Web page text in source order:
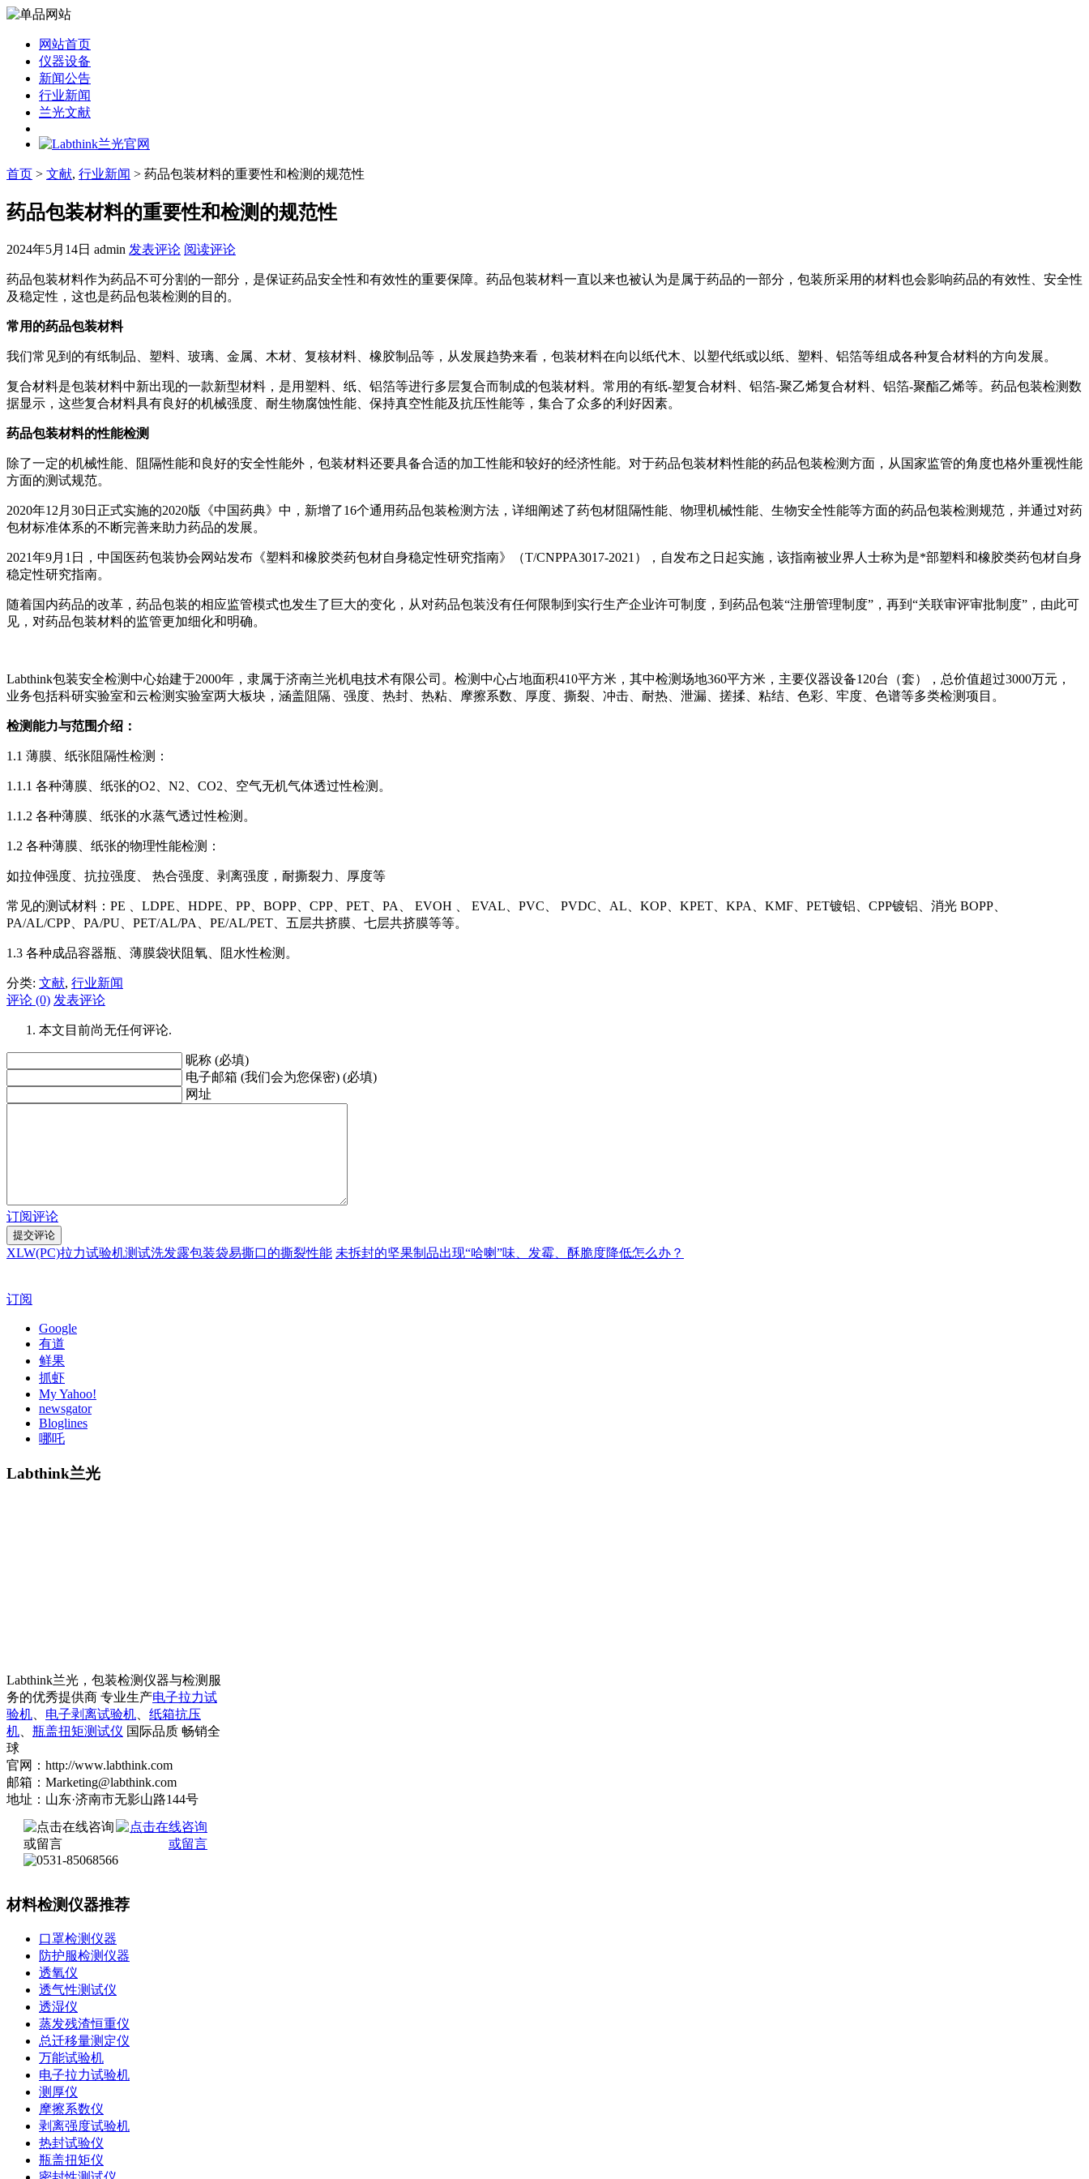
网站首页
仪器设备
新闻公告
行业新闻
兰光文献
首页 > 文献, 行业新闻 > 药品包装材料的重要性和检测的规范性
药品包装材料的重要性和检测的规范性
2024年5月14日 admin 发表评论 阅读评论
药品包装材料作为药品不可分割的一部分，是保证药品安全性和有效性的重要保障。药品包装材料一直以来也被认为是属于药品的一部分，包装所采用的材料也会影响药品的有效性、安全性
及稳定性，这也是药品包装检测的目的。
常用的药品包装材料
我们常见到的有纸制品、塑料、玻璃、金属、木材、复核材料、橡胶制品等，从发展趋势来看，包装材料在向以纸代木、以塑代纸或以纸、塑料、铝箔等组成各种复合材料的方向发展。
复合材料是包装材料中新出现的一款新型材料，是用塑料、纸、铝箔等进行多层复合而制成的包装材料。常用的有纸-塑复合材料、铝箔-聚乙烯复合材料、铝箔-聚酯乙烯等。药品包装检测数
据显示，这些复合材料具有良好的机械强度、耐生物腐蚀性能、保持真空性能及抗压性能等，集合了众多的利好因素。
药品包装材料的性能检测
除了一定的机械性能、阻隔性能和良好的安全性能外，包装材料还要具备合适的加工性能和较好的经济性能。对于药品包装材料性能的药品包装检测方面，从国家监管的角度也格外重视性能
方面的测试规范。
2020年12月30日正式实施的2020版《中国药典》中，新增了16个通用药品包装检测方法，详细阐述了药包材阻隔性能、物理机械性能、生物安全性能等方面的药品包装检测规范，并通过对药
包材标准体系的不断完善来助力药品的发展。
2021年9月1日，中国医药包装协会网站发布《塑料和橡胶类药包材自身稳定性研究指南》（T/CNPPA3017-2021），自发布之日起实施，该指南被业界人士称为是*部塑料和橡胶类药包材自身
稳定性研究指南。
随着国内药品的改革，药品包装的相应监管模式也发生了巨大的变化，从对药品包装没有任何限制到实行生产企业许可制度，到药品包装“注册管理制度”，再到“关联审评审批制度”，由此可
见，对药品包装材料的监管更加细化和明确。
Labthink包装安全检测中心始建于2000年，隶属于济南兰光机电技术有限公司。检测中心占地面积410平方米，其中检测场地360平方米，主要仪器设备120台（套），总价值超过3000万元，
业务包括科研实验室和云检测实验室两大板块，涵盖阻隔、强度、热封、热粘、摩擦系数、厚度、撕裂、冲击、耐热、泄漏、搓揉、粘结、色彩、牢度、色谱等多类检测项目。
检测能力与范围介绍：
1.1 薄膜、纸张阻隔性检测：
1.1.1 各种薄膜、纸张的O2、N2、CO2、空气无机气体透过性检测。
1.1.2 各种薄膜、纸张的水蒸气透过性检测。
1.2 各种薄膜、纸张的物理性能检测：
如拉伸强度、抗拉强度、 热合强度、剥离强度，耐撕裂力、厚度等
常见的测试材料：PE 、LDPE、HDPE、PP、BOPP、CPP、PET、PA、 EVOH 、 EVAL、PVC、 PVDC、AL、KOP、KPET、KPA、KMF、PET镀铝、CPP镀铝、消光 BOPP、
PA/AL/CPP、PA/PU、PET/AL/PA、PE/AL/PET、五层共挤膜、七层共挤膜等等。
1.3 各种成品容器瓶、薄膜袋状阻氧、阻水性检测。
分类: 文献, 行业新闻
评论 (0) 发表评论
本文目前尚无任何评论.
昵称 (必填)
电子邮箱 (我们会为您保密) (必填)
网址
订阅评论
XLW(PC)拉力试验机测试洗发露包装袋易撕口的撕裂性能 未拆封的坚果制品出现“哈喇”味、发霉、酥脆度降低怎么办？
订阅
Google
有道
鲜果
抓虾
My Yahoo!
newsgator
Bloglines
哪吒
Labthink兰光
Labthink兰光，包装检测仪器与检测服
务的优秀提供商 专业生产电子拉力试
验机
电子剥离试验机
纸箱抗压
机
瓶盖扭矩测试仪 国际品质 畅销全
球
官网：http://www.labthink.com
邮箱：Marketing@labthink.com
地址：山东·济南市无影山路144号
材料检测仪器推荐
口罩检测仪器
防护服检测仪器
透氧仪
透气性测试仪
透湿仪
蒸发残渣恒重仪
总迁移量测定仪
万能试验机
电子拉力试验机
测厚仪
摩擦系数仪
剥离强度试验机
热封试验仪
瓶盖扭矩仪